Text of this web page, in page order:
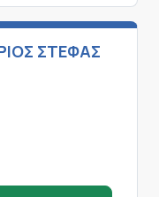
ΣΤΕΦΑΣ